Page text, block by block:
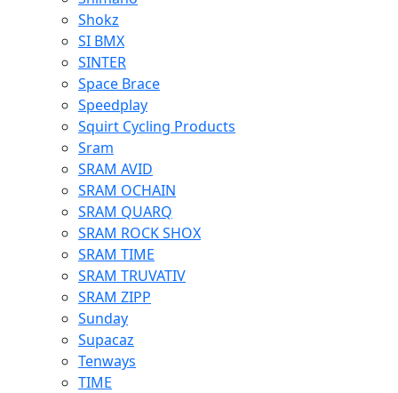
Shokz
SI BMX
SINTER
Space Brace
Speedplay
Squirt Cycling Products
Sram
SRAM AVID
SRAM OCHAIN
SRAM QUARQ
SRAM ROCK SHOX
SRAM TIME
SRAM TRUVATIV
SRAM ZIPP
Sunday
Supacaz
Tenways
TIME